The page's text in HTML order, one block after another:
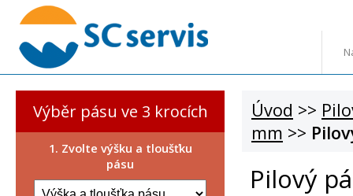
Výběr pásu ve 3 krocích
1. Zvolte výšku a tloušťku
pásu
Úvod >>
mm >>
Pilový